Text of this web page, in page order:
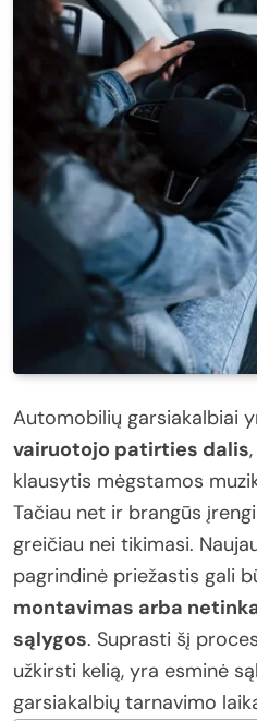
Automobilių garsiakalbiai
vairuotojo patirties dalis
klausytis mėgstamos
Tačiau net ir brangūs
greičiau nei tikimasi.
pagrindinė priežastis gali
montavimas arba
sąlygos. Suprasti šį
užkirsti kelią, yra esminė
garsiakalbių tarnavimo